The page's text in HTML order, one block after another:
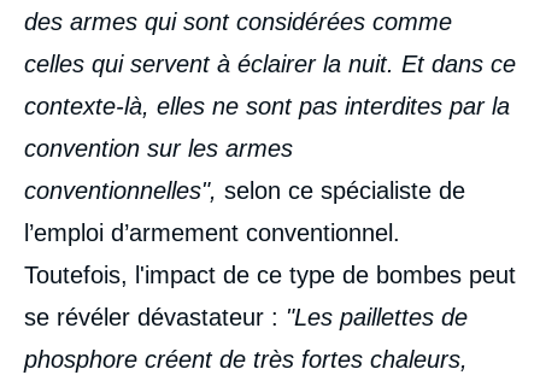
des armes qui sont considérées comme
celles qui servent à éclairer la nuit. Et dans ce
contexte-là, elles ne sont pas interdites par la
convention sur les armes
conventionnelles", selon ce spécialiste de
l’emploi d’armement conventionnel.
Toutefois, l'impact de ce type de bombes peut
se révéler dévastateur : "Les paillettes de
phosphore créent de très fortes chaleurs,